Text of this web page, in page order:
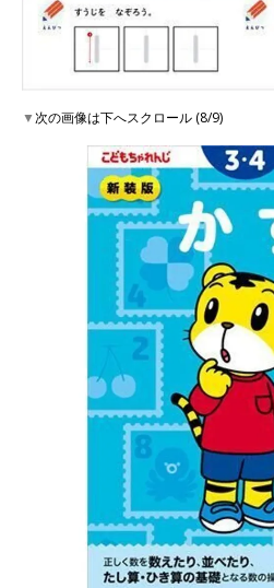
▼次の画像は下へスクロール (8/9)